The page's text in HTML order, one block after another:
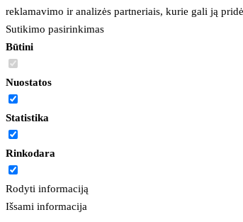
reklamavimo ir analizės partneriais, kurie gali ją
Sutikimo pasirinkimas
Būtini
Nuostatos
Statistika
Rinkodara
Rodyti informaciją
Išsami informacija